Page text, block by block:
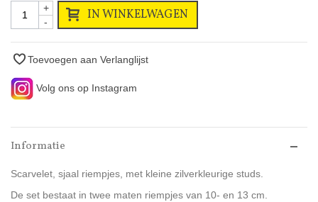
-
+ IN WINKELWAGEN
Toevoegen aan Verlanglijst
Volg ons op Instagram
Informatie
Scarvelet, sjaal riempjes, met kleine zilverkleurige studs.
De set bestaat in twee maten riempjes van 10- en 13 cm.